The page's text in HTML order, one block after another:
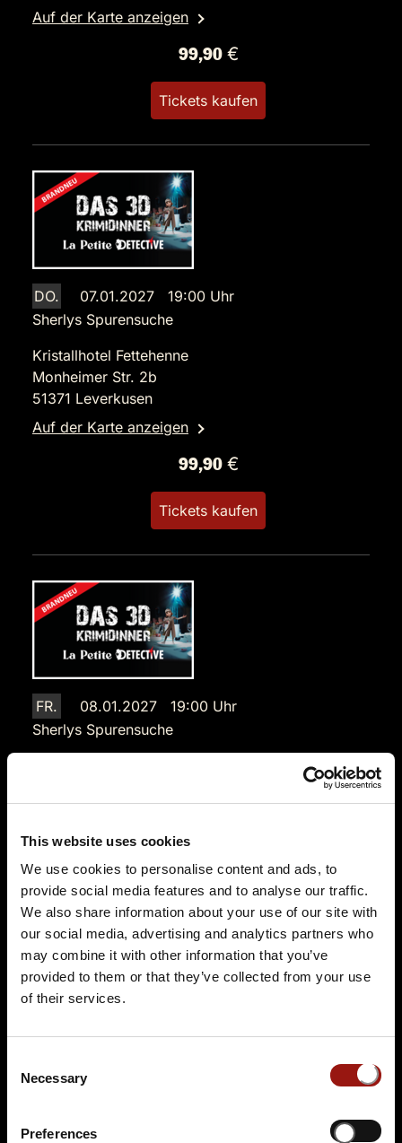
This website uses cookies
We use cookies to personalise content and ads, to
provide social media features and to analyse our traffic.
We also share information about your use of our site with
our social media, advertising and analytics partners who
may combine it with other information that you’ve
provided to them or that they’ve collected from your use
of their services.
Selection
Necessary
Preferences
Auf der Karte anzeigen
99,90 €
Tickets kaufen
DO.
07.01.2027 19:00 Uhr
Sherlys Spurensuche
Kristallhotel Fettehenne
Monheimer Str. 2b
51371 Leverkusen
Auf der Karte anzeigen
99,90 €
Tickets kaufen
FR.
08.01.2027 19:00 Uhr
Sherlys Spurensuche
51371 Leverkusen
Auf der Karte anzeigen
99,90 €
Tickets kaufen
Sherlys Spurensuche